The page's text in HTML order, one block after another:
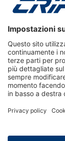
Accessibilità
Informativa
Creditizie
© 2026 CRIF
Via della
sottoscritto €
Società soggetta